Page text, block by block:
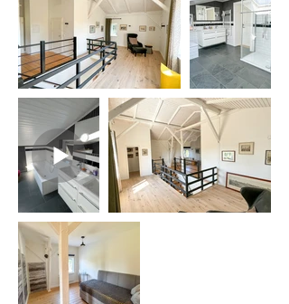
Hausanschlüsse, einschließlich der
Heizungs- und Wasserverrohrung
sowie der Elektrik, wurden erneuert.
Ein modernes Überwachungs- und
Haussteuerungssystem inkl.
Alarmanlage bietet zusätzliche
Sicherheit und ermöglicht eine
bequeme Steuerung der
technischen Einrichtungen. So
vereint das Landhaus seinen
historischen Charme nahtlos mit
modernster Technik und